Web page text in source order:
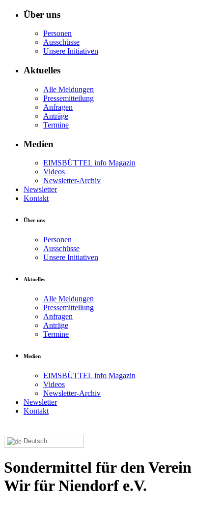
Über uns
Personen
Ausschüsse
Unsere Initiativen
Aktuelles
Alle Meldungen
Pressemitteilung
Anfragen
Anträge
Termine
Medien
EIMSBÜTTEL info Magazin
Videos
Newsletter-Archiv
Newsletter
Kontakt
Über uns
Personen
Ausschüsse
Unsere Initiativen
Aktuelles
Alle Meldungen
Pressemitteilung
Anfragen
Anträge
Termine
Medien
EIMSBÜTTEL info Magazin
Videos
Newsletter-Archiv
Newsletter
Kontakt
Deutsch
Sondermittel für den Verein
Wir für Niendorf e.V.